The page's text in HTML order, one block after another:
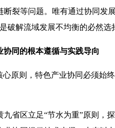
裂等问题。唯有通过协同发
破解流域发展不均衡的必然选
协同的根本遵循与实践导向
原则，特色产业协同必须始
区立足“节水为重”原则，